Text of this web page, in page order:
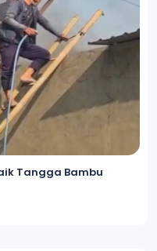
Tangga Bambu